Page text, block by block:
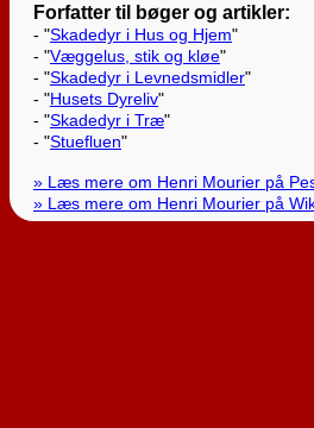
Forfatter til bøger og artikler:
- "Skadedyr i Hus og Hjem"
- "Væggelus, stik og kløe"
- "Skadedyr i Levnedsmidler"
- "Husets Dyreliv"
- "Skadedyr i Træ"
- "Stuefluen"
» Læs mere om Henri Mourier på
» Læs mere om Henri Mourier på